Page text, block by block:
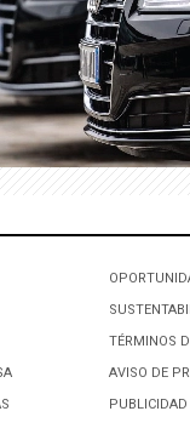
TÉRMINOS
AVISO DE
PUBLICIDAD